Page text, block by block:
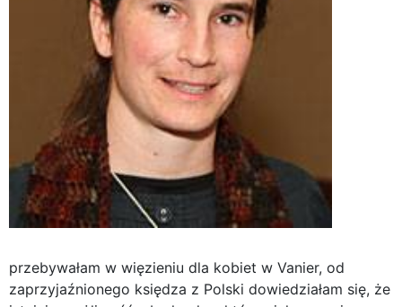
przebywałam w więzieniu dla kobiet w Vanier, od
zaprzyjaźnionego księdza z Polski dowiedziałam się, że